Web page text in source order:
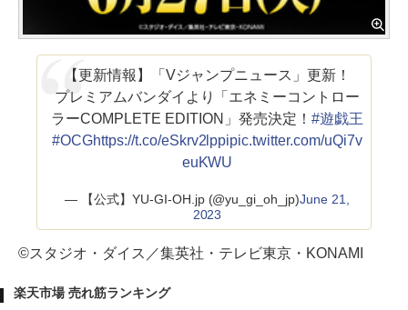
【更新情報】「Vジャンプニュース」更新！
プレミアムバンダイより「エネミーコントロー
ラーCOMPLETE EDITION」発売決定！ #遊戯王
#OCGhttps://t.co/eSkrv2lppipic.twitter.com/uQi7v
euKWU
— 【公式】YU-GI-OH.jp (@yu_gi_oh_jp)June 21,
2023
©スタジオ・ダイス／集英社・テレビ東京・KONAMI
楽天市場 売れ筋ランキング